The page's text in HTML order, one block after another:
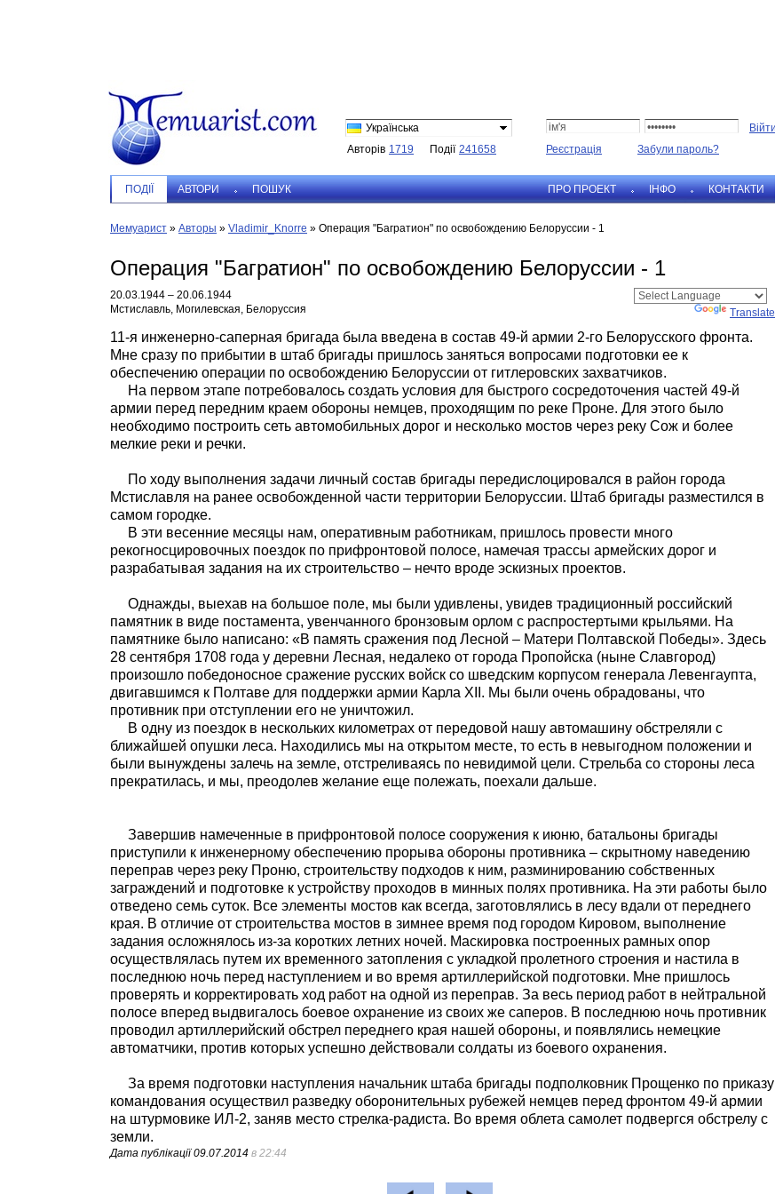
Українська
Авторів 1719 Події 241658 Реєстрація Забули пароль?
ПОДIЇ АВТОРИ ПОШУК ПРО ПРОЕКТ IНФО КОНТАКТИ
Мемуарист » Авторы » Vladimir_Knorre » Операция "Багратион" по освобождению Белоруссии - 1
Операция "Багратион" по освобождению Белоруссии - 1
20.03.1944 – 20.06.1944
Мстиславль, Могилевская, Белоруссия
Translate
11-я инженерно-саперная бригада была введена в состав 49-й армии 2-го Белорусского фронта.
Мне сразу по прибытии в штаб бригады пришлось заняться вопросами подготовки ее к
обеспечению операции по освобождению Белоруссии от гитлеровских захватчиков.
На первом этапе потребовалось создать условия для быстрого сосредоточения частей 49-й
армии перед передним краем обороны немцев, проходящим по реке Проне. Для этого было
необходимо построить сеть автомобильных дорог и несколько мостов через реку Сож и более
мелкие реки и речки.
По ходу выполнения задачи личный состав бригады передислоцировался в район города
Мстиславля на ранее освобожденной части территории Белоруссии. Штаб бригады разместился в
самом городке.
В эти весенние месяцы нам, оперативным работникам, пришлось провести много
рекогносцировочных поездок по прифронтовой полосе, намечая трассы армейских дорог и
разрабатывая задания на их строительство – нечто вроде эскизных проектов.
Однажды, выехав на большое поле, мы были удивлены, увидев традиционный российский
памятник в виде постамента, увенчанного бронзовым орлом с распростертыми крыльями. На
памятнике было написано: «В память сражения под Лесной – Матери Полтавской Победы». Здесь
28 сентября 1708 года у деревни Лесная, недалеко от города Пропойска (ныне Славгород)
произошло победоносное сражение русских войск со шведским корпусом генерала Левенгаупта,
двигавшимся к Полтаве для поддержки армии Карла XII. Мы были очень обрадованы, что
противник при отступлении его не уничтожил.
В одну из поездок в нескольких километрах от передовой нашу автомашину обстреляли с
ближайшей опушки леса. Находились мы на открытом месте, то есть в невыгодном положении и
были вынуждены залечь на земле, отстреливаясь по невидимой цели. Стрельба со стороны леса
прекратилась, и мы, преодолев желание еще полежать, поехали дальше.
Завершив намеченные в прифронтовой полосе сооружения к июню, батальоны бригады
приступили к инженерному обеспечению прорыва обороны противника – скрытному наведению
переправ через реку Проню, строительству подходов к ним, разминированию собственных
заграждений и подготовке к устройству проходов в минных полях противника. На эти работы было
отведено семь суток. Все элементы мостов как всегда, заготовлялись в лесу вдали от переднего
края. В отличие от строительства мостов в зимнее время под городом Кировом, выполнение
задания осложнялось из-за коротких летних ночей. Маскировка построенных рамных опор
осуществлялась путем их временного затопления с укладкой пролетного строения и настила в
последнюю ночь перед наступлением и во время артиллерийской подготовки. Мне пришлось
проверять и корректировать ход работ на одной из переправ. За весь период работ в нейтральной
полосе вперед выдвигалось боевое охранение из своих же саперов. В последнюю ночь противник
проводил артиллерийский обстрел переднего края нашей обороны, и появлялись немецкие
автоматчики, против которых успешно действовали солдаты из боевого охранения.
За время подготовки наступления начальник штаба бригады подполковник Прощенко по приказу
командования осуществил разведку оборонительных рубежей немцев перед фронтом 49-й армии
на штурмовике ИЛ-2, заняв место стрелка-радиста. Во время облета самолет подвергся обстрелу с
земли.
Дата публікації09.07.2014 в 22:44